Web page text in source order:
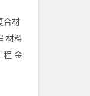
合材
材料
程 金